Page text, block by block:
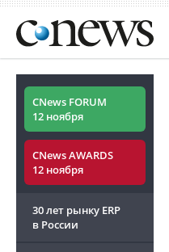
CNews FORUM
12 ноября
CNews AWARDS
12 ноября
30 лет рынку ERP
в России